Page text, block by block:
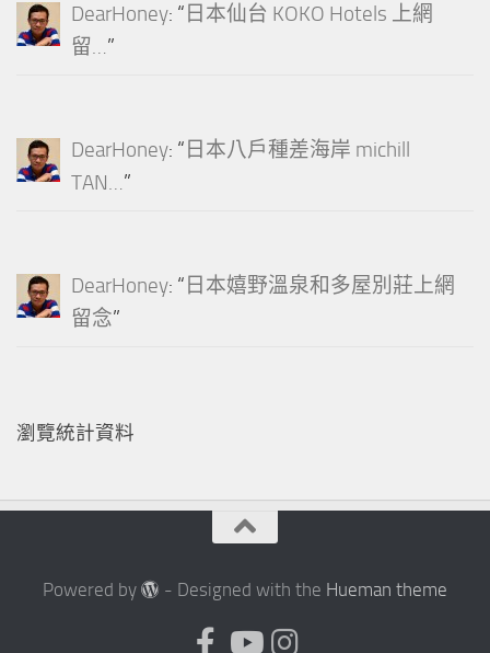
DearHoney: “ 日本仙台 KOKO Hotels 上網
留…”
DearHoney: “ 日本八戶種差海岸 michill
TAN…”
DearHoney: “ 日本嬉野溫泉和多屋別莊上網
留念”
瀏覽統計資料
Powered by - Designed with the Hueman theme